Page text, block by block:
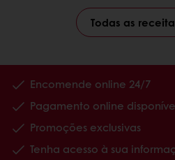
Todas as
Encomende online 24/7
Pagamento online
Promoções exclusivas
Tenha acesso à sua